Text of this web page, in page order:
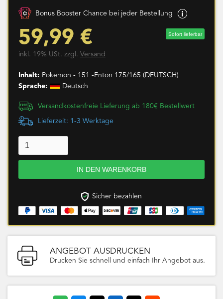
Bonus Booster Chance bei jeder Bestellung
59,99 € Sofort lieferbar
inkl. 19% USt. zzgl. Versand
Inhalt: Pokemon - 151 -Enton 175/165 (DEUTSCH)
Sprache:
Deutsch
Versandkostenfreie Lieferung ab 180€ Bestellwert
Lieferzeit: 1-3 Werktage
Sicher bezahlen
ANGEBOT AUSDRUCKEN
Drucken Sie schnell und einfach Ihr Angebot aus.